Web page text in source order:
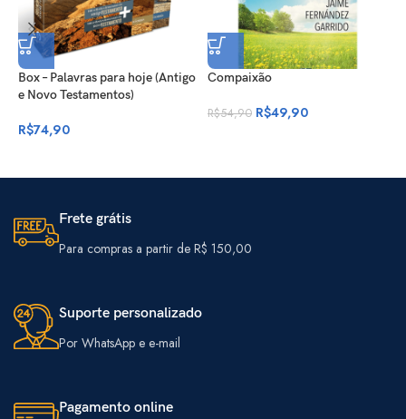
Box – Palavras para hoje (Antigo
e Novo Testamentos)
R$74,90
Compaixão
R$54,90 R$49,90
Frete grátis
Para compras a partir de R$ 150,00
Suporte personalizado
Por WhatsApp e e-mail
Pagamento online